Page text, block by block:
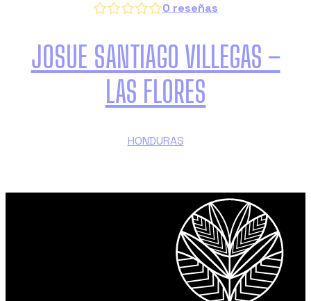
0 reseñas
JOSUE SANTIAGO VILLEGAS –
LAS FLORES
HONDURAS